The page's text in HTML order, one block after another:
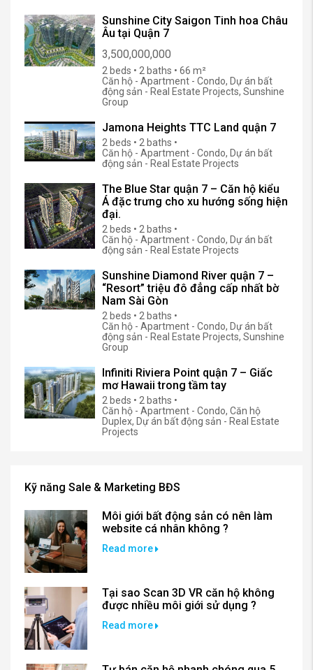
Sunshine City Saigon Tinh hoa Châu
Âu tại Quận 7
3,500,000,000
2 beds • 2 baths • 66 m²
Căn hộ - Apartment - Condo, Dự án bất
động sản - Real Estate Projects, Sunshine
Group
Jamona Heights TTC Land quận 7
2 beds • 2 baths •
Căn hộ - Apartment - Condo, Dự án bất
động sản - Real Estate Projects
The Blue Star quận 7 – Căn hộ kiểu
Á đặc trưng cho xu hướng sống hiện
đại.
2 beds • 2 baths •
Căn hộ - Apartment - Condo, Dự án bất
động sản - Real Estate Projects
Sunshine Diamond River quận 7 –
“Resort” triệu đô đẳng cấp nhất bờ
Nam Sài Gòn
2 beds • 2 baths •
Căn hộ - Apartment - Condo, Dự án bất
động sản - Real Estate Projects, Sunshine
Group
Infiniti Riviera Point quận 7 – Giấc
mơ Hawaii trong tầm tay
2 beds • 2 baths •
Căn hộ - Apartment - Condo, Căn hộ
Duplex, Dự án bất động sản - Real Estate
Projects
Kỹ năng Sale & Marketing BĐS
Môi giới bất động sản có nên làm
website cá nhân không ?
Read more
Tại sao Scan 3D VR căn hộ không
được nhiều môi giới sử dụng ?
Read more